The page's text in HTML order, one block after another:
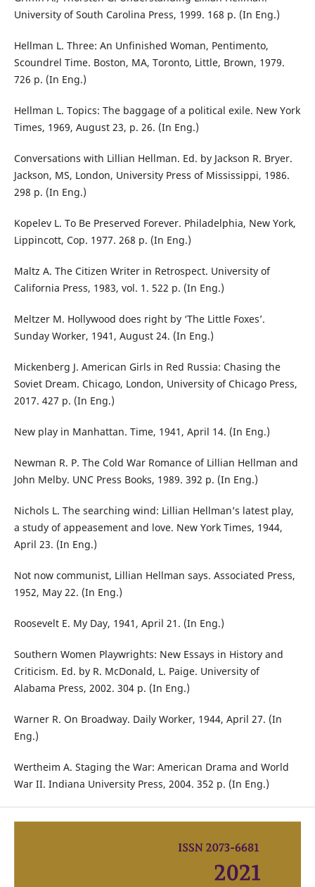
University of South Carolina Press, 1999. 168 p. (In Eng.)
Hellman L. Three: An Unfinished Woman, Pentimento,
Scoundrel Time. Boston, MA, Toronto, Little, Brown, 1979.
726 p. (In Eng.)
Hellman L. Topics: The baggage of a political exile. New York
Times, 1969, August 23, p. 26. (In Eng.)
Conversations with Lillian Hellman. Ed. by Jackson R. Bryer.
Jackson, MS, London, University Press of Mississippi, 1986.
298 p. (In Eng.)
Kopelev L. To Be Preserved Forever. Philadelphia, New York,
Lippincott, Cop. 1977. 268 p. (In Eng.)
Maltz A. The Citizen Writer in Retrospect. University of
California Press, 1983, vol. 1. 522 p. (In Eng.)
Meltzer M. Hollywood does right by ‘The Little Foxes’.
Sunday Worker, 1941, August 24. (In Eng.)
Mickenberg J. American Girls in Red Russia: Chasing the
Soviet Dream. Chicago, London, University of Chicago Press,
2017. 427 p. (In Eng.)
New play in Manhattan. Time, 1941, April 14. (In Eng.)
Newman R. P. The Cold War Romance of Lillian Hellman and
John Melby. UNC Press Books, 1989. 392 p. (In Eng.)
Nichols L. The searching wind: Lillian Hellman’s latest play,
a study of appeasement and love. New York Times, 1944,
April 23. (In Eng.)
Not now communist, Lillian Hellman says. Associated Press,
1952, May 22. (In Eng.)
Roosevelt E. My Day, 1941, April 21. (In Eng.)
Southern Women Playwrights: New Essays in History and
Criticism. Ed. by R. McDonald, L. Paige. University of
Alabama Press, 2002. 304 p. (In Eng.)
Warner R. On Broadway. Daily Worker, 1944, April 27. (In
Eng.)
Wertheim A. Staging the War: American Drama and World
War II. Indiana University Press, 2004. 352 p. (In Eng.)